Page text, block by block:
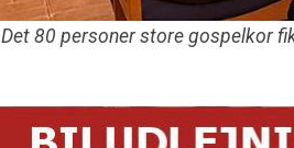
Det 80 personer store gospelkor